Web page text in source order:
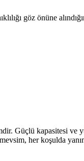
göz önüne
Güçlü kapasitesi ve
her koşulda